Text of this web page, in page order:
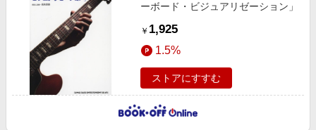
ーボード・ビジュアリゼーション」
￥ 1,925
1.5%
ストアにすすむ